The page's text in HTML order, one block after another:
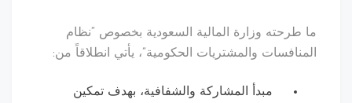
وزارة المالية السعودية بخصوص “نظام
والمشتريات الحكومية”، يأتي انطلاقاً من:
مبدأ المشاركة والشفافية، بهدف تمكين